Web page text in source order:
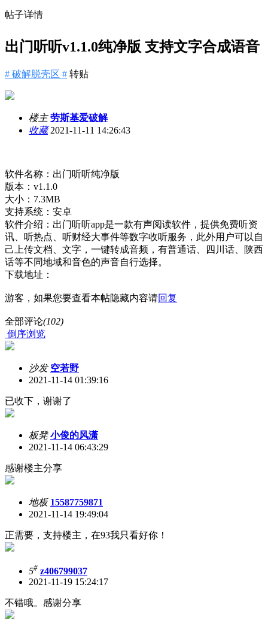
帖子详情
出门听听v1.1.0纯净版 支持文字合成语音
# 破解脱壳区 # 转贴
楼主 劳斯基爱破解
收藏2021-11-11 14:26:43
软件名称：出门听听纯净版
版本：v1.1.0
大小：7.3MB
支持系统：安卓
软件介绍：出门听听app是一款有声阅读软件，提供免费听资
讯、听热点、听财经大事件等数字收听服务，此外用户可以自
己上传文档、文字，一键转成音频，有普通话、四川话、陕西
话等不同地域和音色的声音自行选择。
下载地址：
游客，如果您要查看本帖隐藏内容请回复
全部评论(102)
倒序浏览
沙发 空若野
2021-11-14 01:39:16
已收下，谢谢了
板凳 小俊的风潇
2021-11-14 06:43:29
感谢楼主分享
地板 15587759871
2021-11-14 19:49:04
正需要，支持楼主，在93我只看好你！
5# z406799037
2021-11-19 15:24:17
不错哦。感谢分享